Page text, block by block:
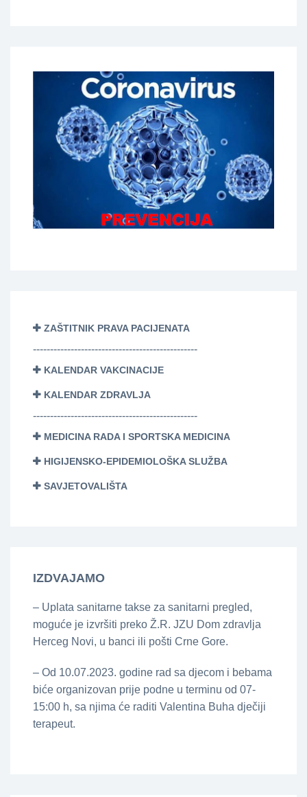
ZAŠTITNIK PRAVA PACIJENATA
------------------------------------------------
KALENDAR VAKCINACIJE
KALENDAR ZDRAVLJA
------------------------------------------------
MEDICINA RADA I SPORTSKA MEDICINA
HIGIJENSKO-EPIDEMIOLOŠKA SLUŽBA
SAVJETOVALIŠTA
IZDVAJAMO
– Uplata sanitarne takse za sanitarni pregled,
moguće je izvršiti preko Ž.R. JZU Dom zdravlja
Herceg Novi, u banci ili pošti Crne Gore.
– Od 10.07.2023. godine rad sa djecom i bebama
biće organizovan prije podne u terminu od 07-
15:00 h, sa njima će raditi Valentina Buha dječiji
terapeut.